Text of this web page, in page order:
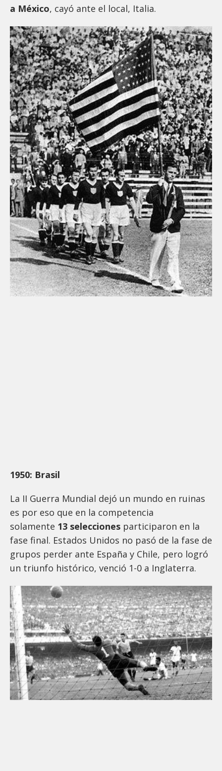
a México, cayó ante el local, Italia.
1950: Brasil
La II Guerra Mundial dejó un mundo en ruinas
es por eso que en la competencia
solamente 13 selecciones participaron en la
fase final. Estados Unidos no pasó de la fase de
grupos perder ante España y Chile, pero logró
un triunfo histórico, venció 1-0 a Inglaterra.